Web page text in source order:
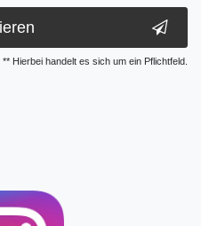
** Hierbei handelt es sich um ein Pflichtfeld.